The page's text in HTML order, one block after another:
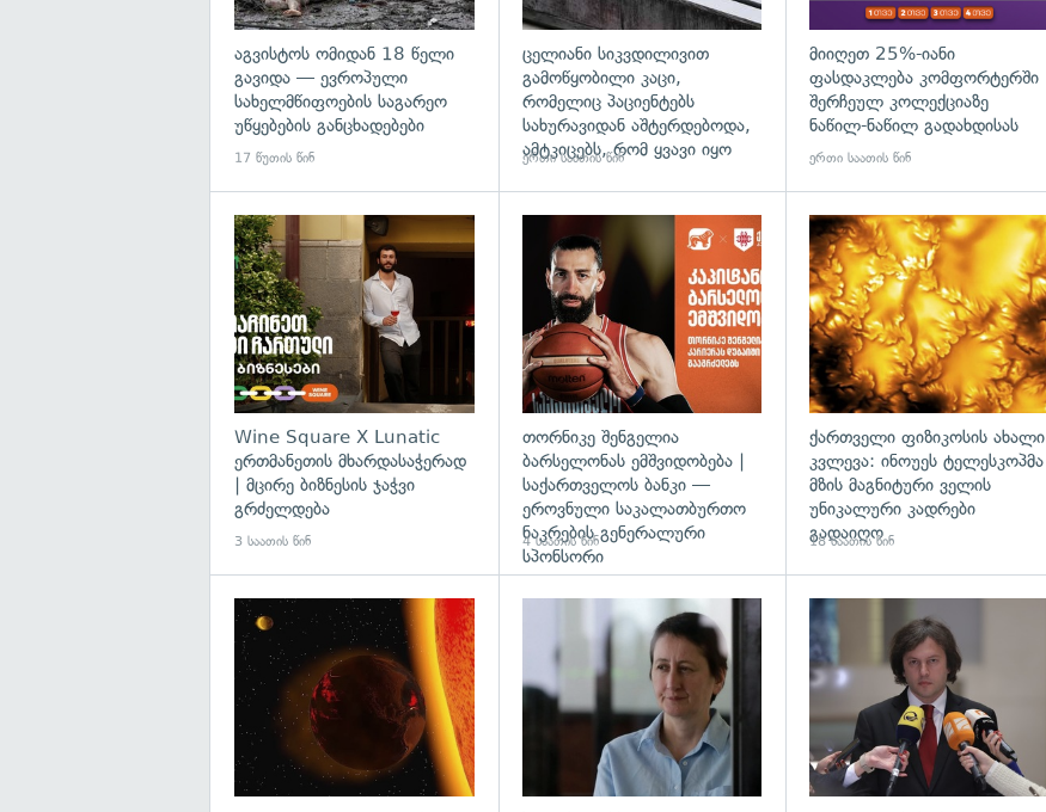
აგვისტოს ომიდან 18 წელი
გავიდა — ევროპული
სახელმწიფოების საგარეო
უწყებების განცხადებები
17 წუთის წინ
ცელიანი სიკვდილივით
გამოწყობილი კაცი,
რომელიც პაციენტებს
სახურავიდან აშტერდებოდა,
ამტკიცებს, რომ ყვავი იყო
ერთი საათის წინ
მიიღეთ 25%-იანი
ფასდაკლება კომფორტერში
შერჩეულ კოლექციაზე
ნაწილ-ნაწილ გადახდისას
ერთი საათის წინ
Wine Square X Lunatic
ერთმანეთის მხარდასაჭერად
| მცირე ბიზნესის ჯაჭვი
გრძელდება
3 საათის წინ
თორნიკე შენგელია
ბარსელონას ემშვიდობება |
საქართველოს ბანკი —
ეროვნული საკალათბურთო
ნაკრების გენერალური
სპონსორი
4 საათის წინ
ქართველი ფიზიკოსის ახალი
კვლევა: ინოუეს ტელესკოპმა
მზის მაგნიტური ველის
უნიკალური კადრები
გადაიღო
18 საათის წინ
გადახედვა